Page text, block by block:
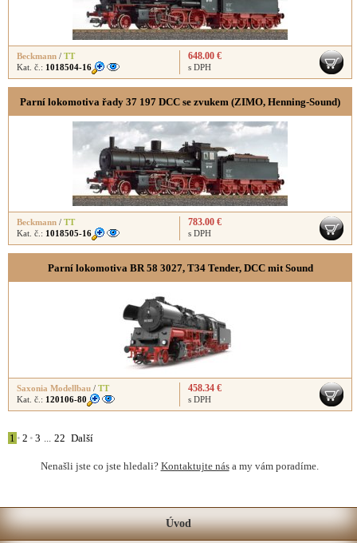
Beckmann / TT
Kat. č.: 1018504-16
648.00 €
s DPH
Parní lokomotiva řady 37 197 DCC se zvukem (ZIMO, Henning-Sound)
Beckmann / TT
Kat. č.: 1018505-16
783.00 €
s DPH
Parní lokomotiva BR 58 3027, T34 Tender, DCC mit Sound
Saxonia Modellbau / TT
Kat. č.: 120106-80
458.34 €
s DPH
1 • 2 • 3 ... 22 Další
Nenašli jste co jste hledali? Kontaktujte nása my vám poradíme.
Úvod